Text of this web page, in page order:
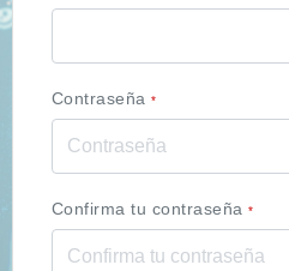
Contraseña*
Confirma tu contraseña*